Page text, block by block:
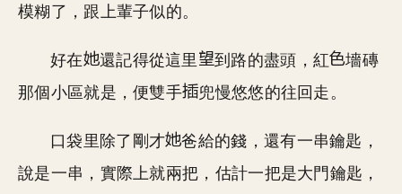
模糊了，跟上輩子似的。
好在 還記得從這里 到路的盡頭，紅
墻磚
那個小區就是，便雙手
兜慢悠悠的往回走。
口袋里除了剛才
爸給的錢，還有一串鑰匙，
說是一串，實際上就兩把，估計一把是大門鑰匙，